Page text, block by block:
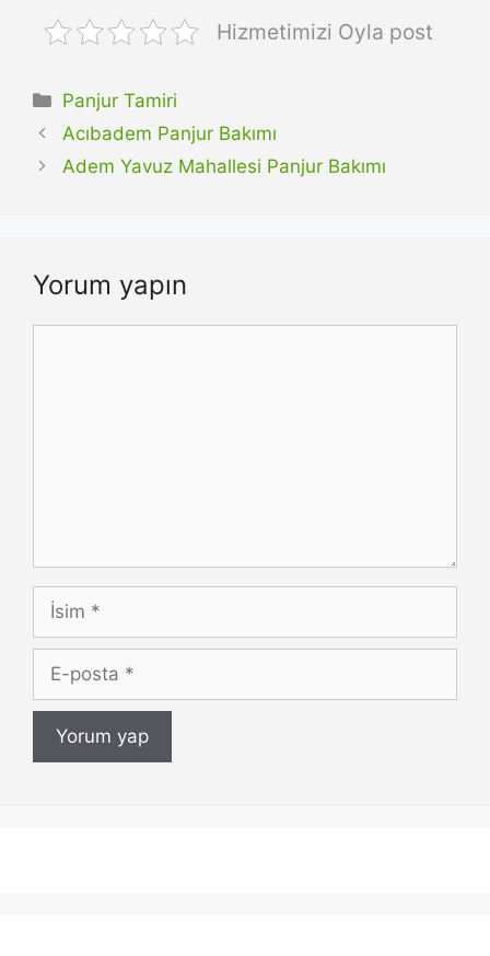
Hizmetimizi Oyla post
Kategoriler
Panjur Tamiri
Acıbadem Panjur Bakımı
Adem Yavuz Mahallesi Panjur Bakımı
Yorum yapın
İsim
posta